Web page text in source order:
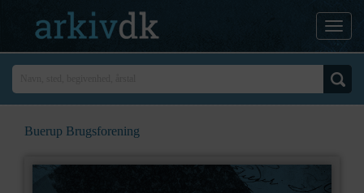
Buerup Brugsforening